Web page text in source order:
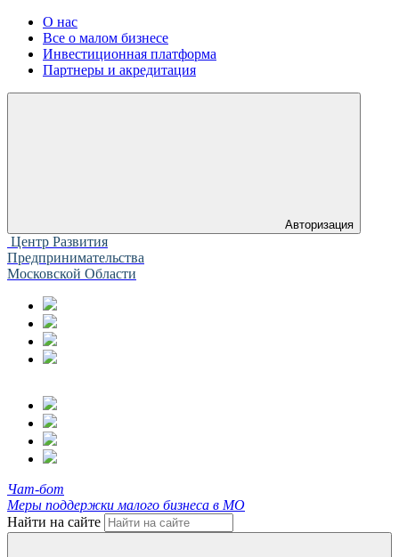
О нас
Все о малом бизнесе
Инвестиционная платформа
Партнеры и акредитация
Авторизация
Центр Развития
Предпринимательства
Московской Области
Чат-бот
Меры поддержки малого бизнеса в МО
Найти на сайте